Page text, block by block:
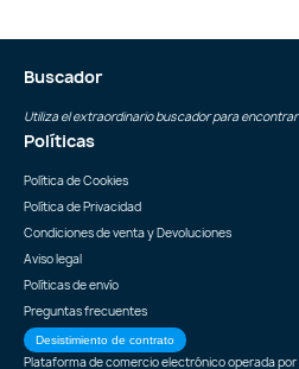
Buscador
Utiliza el extraordinario buscador para
Políticas
Política de Cookies
Política de Privacidad
Condiciones de venta y Devoluciones
Aviso legal
Políticas de envío
Preguntas frecuentes
Desistimiento de contrato
Plataforma de comercio electrónico operada por